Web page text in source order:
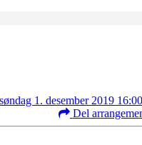
1. desember 2019 16:00
Del